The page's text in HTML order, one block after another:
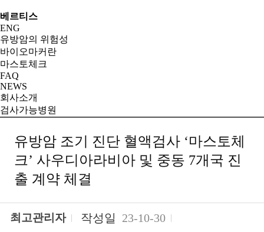
베르티스
ENG
유방암의 위험성
바이오마커란
마스토체크
FAQ
NEWS
회사소개
검사가능병원
유방암 조기 진단 혈액검사 ‘마스토체
크’ 사우디아라비아 및 중동 7개국 진
출 계약 체결
최고관리자 작성일 23-10-30